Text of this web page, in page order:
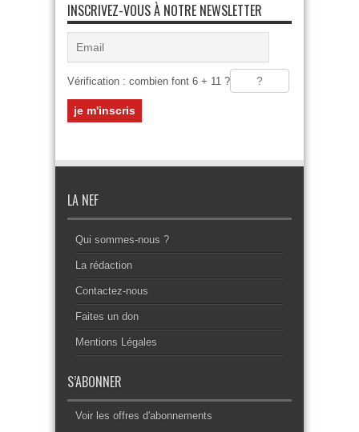
INSCRIVEZ-VOUS À NOTRE NEWSLETTER
Vérification : combien font 6 + 11 ?
LA NEF
Qui sommes-nous ?
La rédaction
Contactez-nous
Faites un don
Mentions Légales
S’ABONNER
Voir les offres d'abonnements